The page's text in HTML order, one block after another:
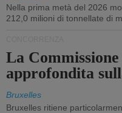
Nella prima metà del 2026
212,0 milioni di tonnellate di
La
approfondita
Bruxelles
Bruxelles ritiene